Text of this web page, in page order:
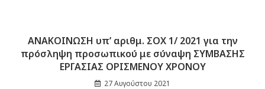
ΑΝΑΚΟΙΝΩΣΗ υπ’ αριθμ. ΣΟΧ 1/ 2021 για την
πρόσληψη προσωπικού με σύναψη ΣΥΜΒΑΣΗΣ
ΕΡΓΑΣΙΑΣ ΟΡΙΣΜΕΝΟΥ ΧΡΟΝΟΥ
27 Αυγούστου 2021